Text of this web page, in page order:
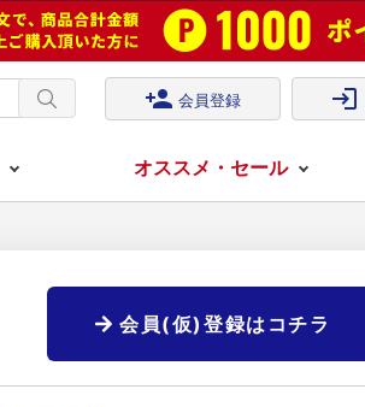
person_add 会員登録 login
オススメ・セール
会員(仮)登録はコチラ